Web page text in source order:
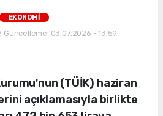
EKONOMİ
Güncelleme: 03.07.2026 - 13:59
(TÜİK) haziran
açıklamasıyla birlikte